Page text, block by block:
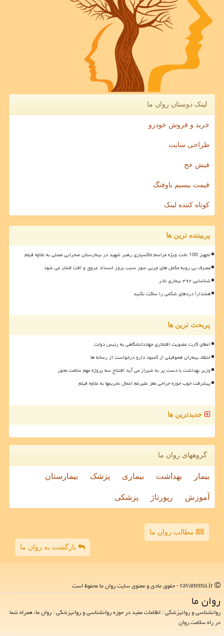
لینک دوستان روان ما
خرید و فروش خودرو
طراحی سایت
فیش حج
قیمت بیسیم باوفنگ
کوتاه کننده لینک
پربیننده ترین ها
تجهیز 100 تخت ویژه مراسم خاکسپاری رهبر شهید در بیمارستان صحرایی مصلی به علاوه فیلم
مصرف بی رویه مکمل های چربی سوز سبب بروز انسداد عروق و افت فشار می شود
شناسایی ۴۹۲ بیماری نادر
هشدار! دردهای شکمی را ساکت نکنید
پربحث ترین ها
اعطای کارت عضویت افتخاری جهاددانشگاهی به رئیس دولت
انتقاد بیماران هموفیلی از کمبود دارو درخواست از رسانه ها
وزیر بهداشت با دست پر به شیراز می آید افتتاح سه پروژه مهم سلامت محور
پیشرفت خوب حوزه جراحی مغز علیرغم اعمال تحریمها به علاوه فیلم
جدیدترین ها
گروههای روان ما
بیمار بهداشت بیماری پزشک بیمارستان
آموزش رپورتاژ پزشکی
مطالب روان ما
بازگشت به روان ما
روان ما
روانشناسی و روانپزشکی : اطلاعات مفید در حوزه روانشناسی و روانپزشکی : روان ما، همراه شما
در راه سلامت روان